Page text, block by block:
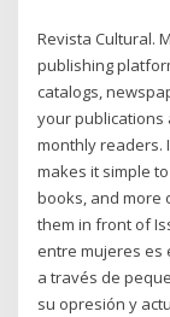
Revista Cultural.
publishing
catalogs,
your publications
monthly readers.
makes it simple
books, and more
them in front of
entre mujeres es
a través de
su opresión y